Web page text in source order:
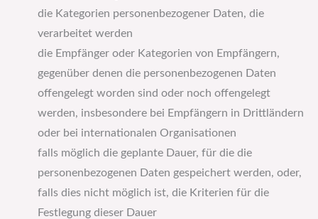
die Kategorien personenbezogener Daten, die
verarbeitet werden
die Empfänger oder Kategorien von Empfängern,
gegenüber denen die personenbezogenen Daten
offengelegt worden sind oder noch offengelegt
werden, insbesondere bei Empfängern in Drittländern
oder bei internationalen Organisationen
falls möglich die geplante Dauer, für die die
personenbezogenen Daten gespeichert werden, oder,
falls dies nicht möglich ist, die Kriterien für die
Festlegung dieser Dauer